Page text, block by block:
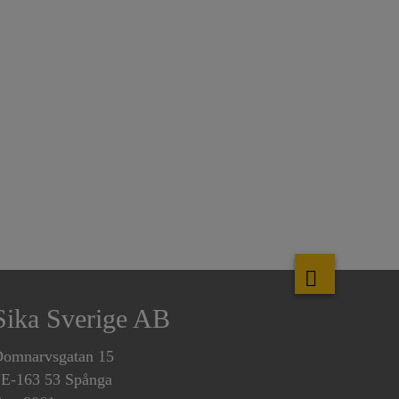
Sverige AB
15
163 53 Spånga